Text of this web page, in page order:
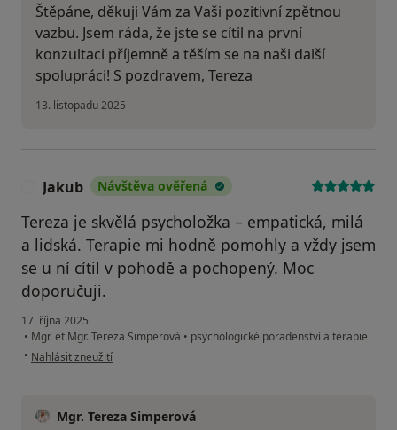
Štěpáne, děkuji Vám za Vaši pozitivní zpětnou
vazbu. Jsem ráda, že jste se cítil na první
konzultaci příjemně a těším se na naši další
spolupráci! S pozdravem, Tereza
13. listopadu 2025
Jakub Návštěva ověřená
Tereza je skvělá psycholožka – empatická, milá
a lidská. Terapie mi hodně pomohly a vždy jsem
se u ní cítil v pohodě a pochopený. Moc
doporučuji.
17. října 2025
• Mgr. et Mgr. Tereza Simperová • psychologické poradenství a terapie
• podle názoru uživatele Jakub
Nahlásit zneužití
Mgr. Tereza Simperová